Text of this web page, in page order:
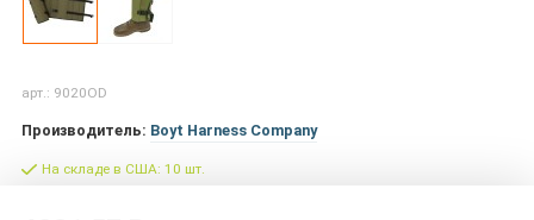
арт.: 9020OD
Производитель: Boyt Harness Company
На складе в США: 10 шт.